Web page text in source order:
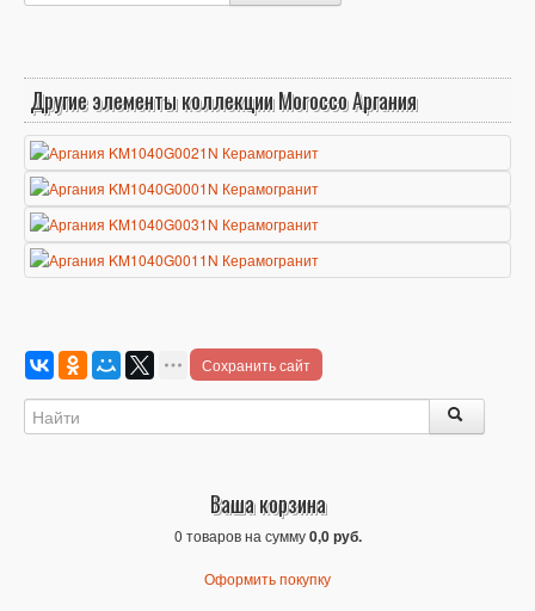
Другие элементы коллекции Morocco Аргания
Сохранить сайт
Ваша корзина
0 товаров на сумму0,0 руб.
Оформить покупку